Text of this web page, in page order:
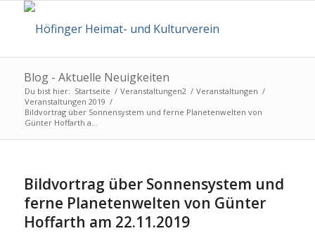
Blog - Aktuelle Neuigkeiten
Du bist hier: Startseite / Veranstaltungen2 / Veranstaltungen /
Veranstaltungen 2019 /
Bildvortrag über Sonnensystem und ferne Planetenwelten von
Günter Hoffarth a...
Bildvortrag über Sonnensystem und
ferne Planetenwelten von Günter
Hoffarth am 22.11.2019